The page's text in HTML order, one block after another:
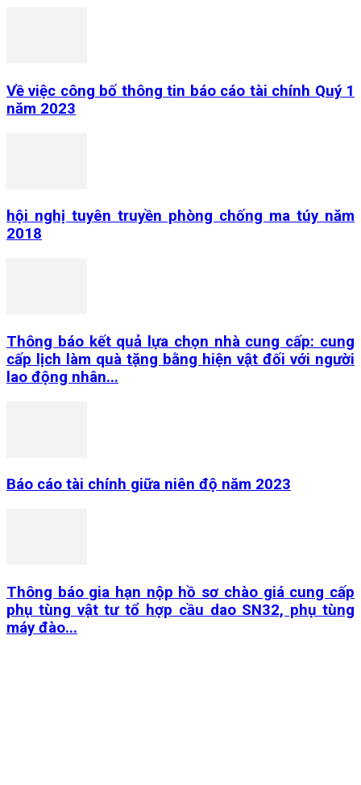
Về việc công bố thông tin báo cáo tài chính Quý 1
năm 2023
hội nghị tuyên truyền phòng chống ma túy năm
2018
Thông báo kết quả lựa chọn nhà cung cấp: cung
cấp lịch làm quà tặng bằng hiện vật đối với người
lao động nhân...
Báo cáo tài chính giữa niên độ năm 2023
Thông báo gia hạn nộp hồ sơ chào giá cung cấp
phụ tùng vật tư tổ hợp cầu dao SN32, phụ tùng
máy đào...